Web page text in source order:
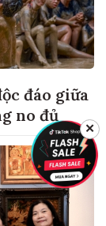
đáo giữa
no đủ
✕